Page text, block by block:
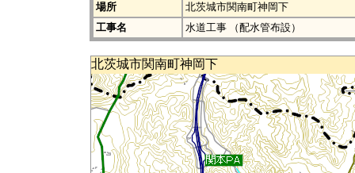
場所
北茨城市関南町神岡下
工事名
水道工事 （配水管布設）
北茨城市関南町神岡下